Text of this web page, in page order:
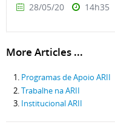
28/05/20 14h35
More Articles ...
Programas de Apoio ARII
Trabalhe na ARII
Institucional ARII